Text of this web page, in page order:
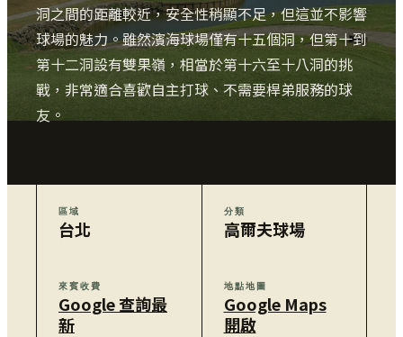
洞之間的距離較近，安全性稍顯不足，但這並不影響
球場的魅力。雖然濱海球場僅有十五個洞，但第十到
第十二洞設有雙果嶺，相當於第十六至十八洞的挑
戰，非常適合喜歡自主打球、不需要桿弟服務的球
友。
區域
台北
分類
高爾夫球場
來賓收費
Google 查詢最
新
地點地圖
Google Maps
開啟